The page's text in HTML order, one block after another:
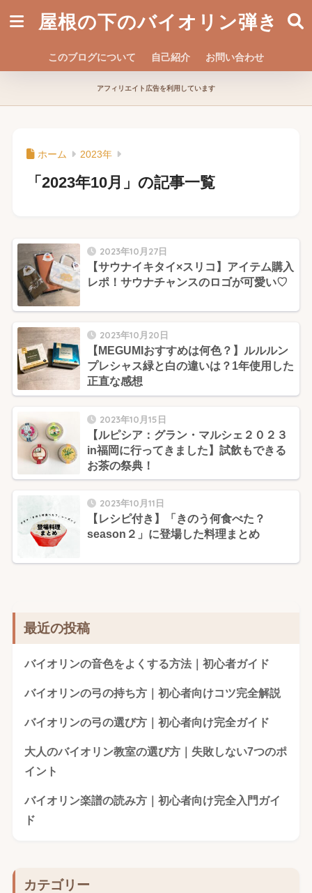
屋根の下のバイオリン弾き
このブログについて 自己紹介 お問い合わせ
アフィリエイト広告を利用しています
ホーム 2023年
「2023年10月」の記事一覧
2023年10月27日
【サウナイキタイ×スリコ】アイテム購入
レポ！サウナチャンスのロゴが可愛い♡
2023年10月20日
【MEGUMIおすすめは何色？】ルルルン
プレシャス緑と白の違いは？1年使用した
正直な感想
2023年10月15日
【ルピシア：グラン・マルシェ２０２３
in福岡に行ってきました】試飲もできる
お茶の祭典！
2023年10月11日
【レシピ付き】「きのう何食べた？
season２」に登場した料理まとめ
最近の投稿
バイオリンの音色をよくする方法｜初心者ガイド
バイオリンの弓の持ち方｜初心者向けコツ完全解説
バイオリンの弓の選び方｜初心者向け完全ガイド
大人のバイオリン教室の選び方｜失敗しない7つのポ
イント
バイオリン楽譜の読み方｜初心者向け完全入門ガイ
ド
カテゴリー